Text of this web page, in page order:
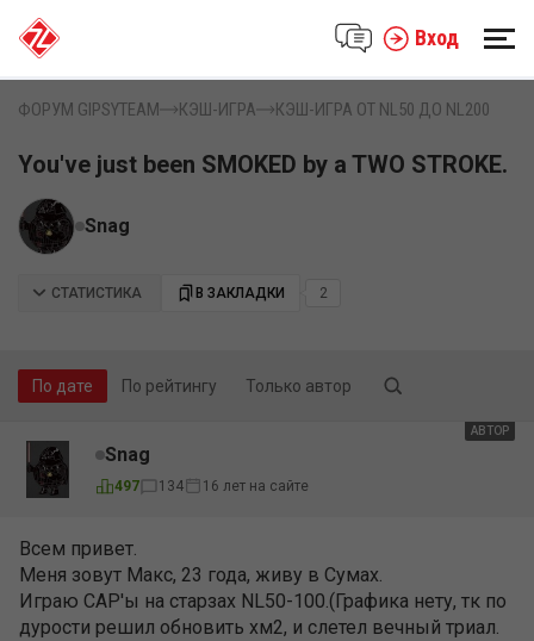
Вход
ФОРУМ GIPSYTEAM КЭШ-ИГРА КЭШ-ИГРА ОТ NL50 ДО NL200
You've just been SMOKED by a TWO STROKE.
Snag
СТАТИСТИКА В ЗАКЛАДКИ 2
По дате По рейтингу Только автор
АВТОР
Snag
497 134 16 лет на сайте
Всем привет.
Меня зовут Макс, 23 года, живу в Сумах.
Играю CAP'ы на старзах NL50-100.(Графика нету, тк по
дурости решил обновить хм2, и слетел вечный триал.